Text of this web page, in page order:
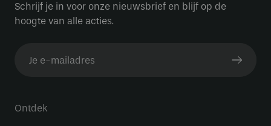
Schrijf je in voor onze nieuwsbrief en blijf op de
hoogte van alle acties.
Ontdek